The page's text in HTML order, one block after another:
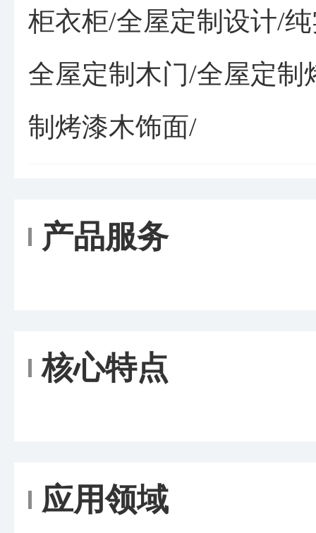
柜衣柜/全屋定制设计/
全屋定制木门/全屋定制
制烤漆木饰面/
产品服务
核心特点
应用领域